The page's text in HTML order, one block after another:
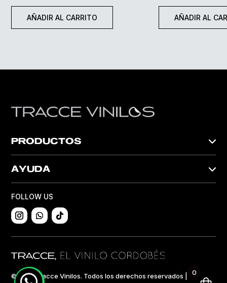
AÑADIR AL CARRITO AÑADIR AL
PRODUCTOS
AYUDA
FOLLOW US
©2024 Tracce Vinilos. Todos los derechos reservados | 0